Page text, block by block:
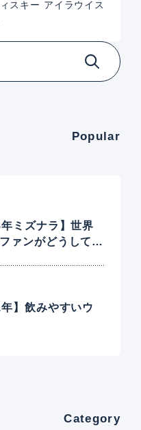
スキー アイラウイス
Popular
年ミズナラ】世界
ァンがどうしても
年】飲みやすいウ
Category